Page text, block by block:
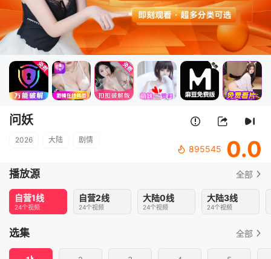
问妖
2026 大陆 剧情
895545 0.0
播放源 全部
自营1线
24个视频
自营2线
24个视频
大陆0线
24个视频
大陆3线
24个视频
选集 全部